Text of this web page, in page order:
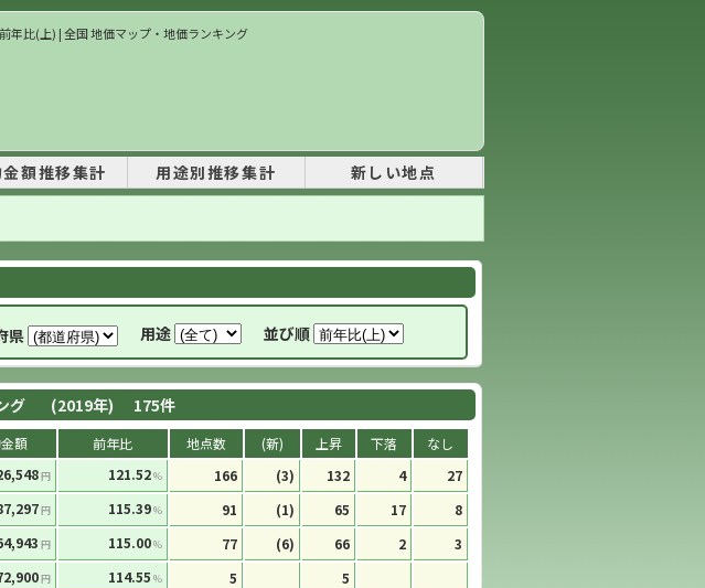
年比(上) | 全国 地価マップ・地価ランキング
額推移集計 用途別推移集計 新しい地点
県 用途 並び順
グ (2019年) 175件
額 前年比 地点数 (新) 上昇 下落 なし
円 121.52% 166 (3) 132 4 27
円 115.39% 91 (1) 65 17 8
円 115.00% 77 (6) 66 2 3
円 114.55 % 5 5